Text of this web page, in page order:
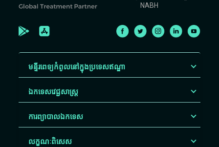
NABH
មន្ទីរពេទ្យកំពូលនៅក្នុងប្រទេសឥណ្ឌា
ឯកទេសវេជ្ជសាស្ត្រ
ការព្យាបាលឯកទេស
លក្ខណៈពិសេស